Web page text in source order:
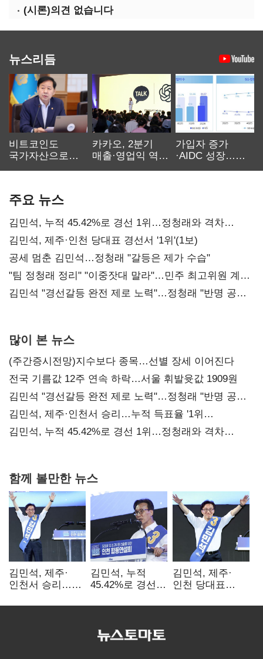
(시론)의견 없습니다
뉴스리듬
비트코인도
국가자산으로…'
카카오, 2분기
매출·영업익 역대
가입자 증가
·AIDC 성장…
주요 뉴스
김민석, 누적 45.42%로 경선 1위…정청래와 격차
0.86%p(2보)
김민석, 제주·인천 당대표 경선서 '1위'(1보)
공세 멈춘 김민석…정청래 "갈등은 제가 수습"
"팀 정청래 정리" "이중잣대 말라"…민주 최고위원 계파
다툼 격화
김민석 "경선갈등 완전 제로 노력"…정청래 "반명 공세
많이 본 뉴스
(주간증시전망)지수보다 종목…선별 장세 이어진다
전국 기름값 12주 연속 하락…서울 휘발윳값 1909원
김민석 "경선갈등 완전 제로 노력"…정청래 "반명 공세
사과부터"
김민석, 제주·인천서 승리…누적 득표율 '1위
탈환'(종합)
김민석, 누적 45.42%로 경선 1위…정청래와 격차
함께 볼만한 뉴스
김민석, 제주·
인천서 승리…
탈환'(종합)
김민석, 누적
45.42%로 경선
격차
김민석, 제주·
인천 당대표